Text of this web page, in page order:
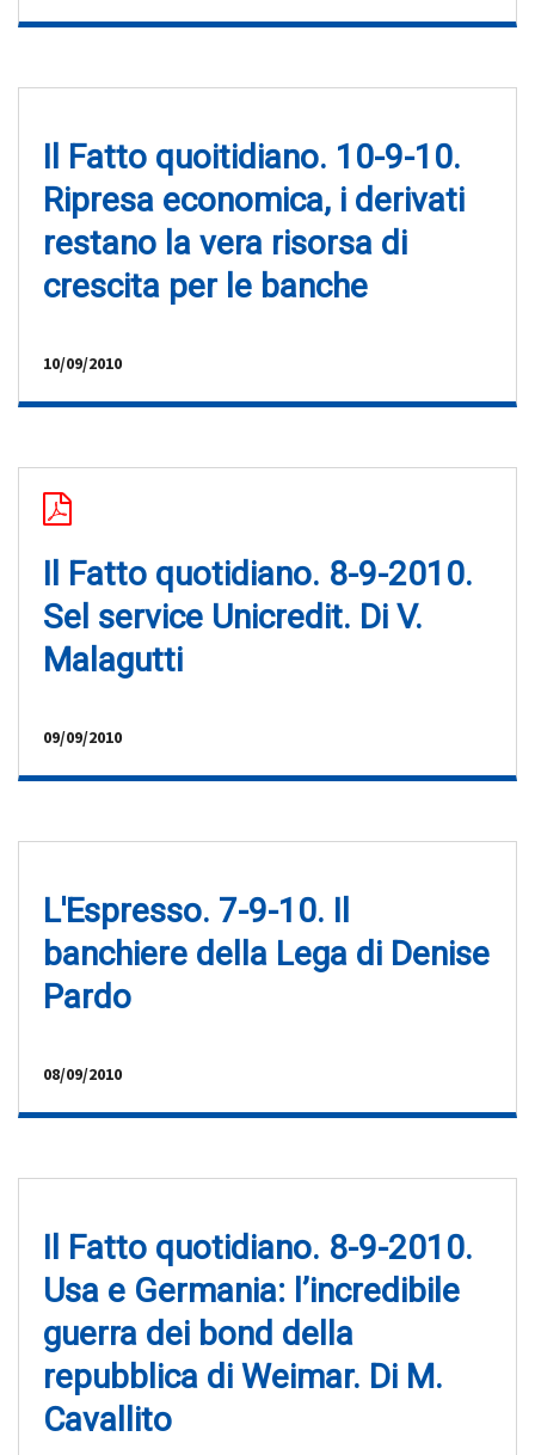
Il Fatto quoitidiano. 10-9-10.
Ripresa economica, i derivati
restano la vera risorsa di
crescita per le banche
10/09/2010
Il Fatto quotidiano. 8-9-2010.
Sel service Unicredit. Di V.
Malagutti
09/09/2010
L'Espresso. 7-9-10. Il
banchiere della Lega di Denise
Pardo
08/09/2010
Il Fatto quotidiano. 8-9-2010.
Usa e Germania: l’incredibile
guerra dei bond della
repubblica di Weimar. Di M.
Cavallito